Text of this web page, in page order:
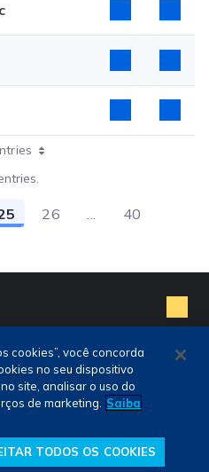
Pages Use TAB to navigate.
Page Page
26 ...Intermediate
Page
40
Declaration
os direitos reservados.
cookies”, você concorda
no seu dispositivo
site, analisar o uso do
de marketing.
Saiba
TODOS OS COOKIES